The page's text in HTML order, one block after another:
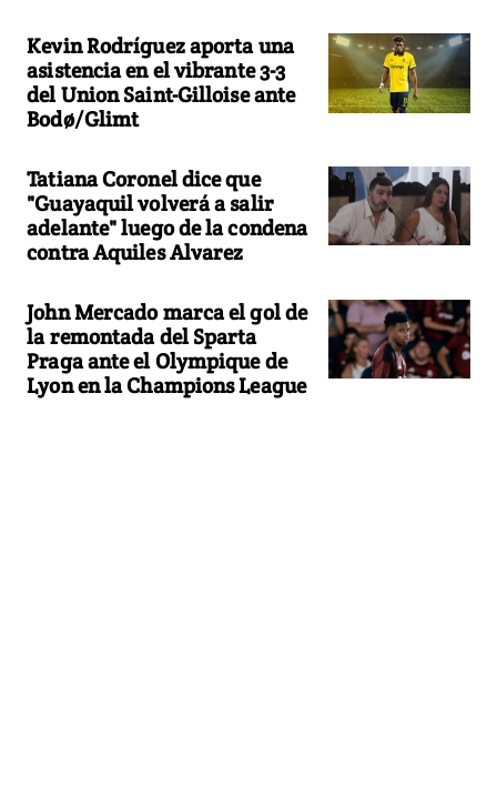
Kevin Rodríguez aporta una
asistencia en el vibrante 3-3
del Union Saint-Gilloise ante
Bodø/Glimt
Tatiana Coronel dice que
"Guayaquil volverá a salir
adelante" luego de la condena
contra Aquiles Alvarez
John Mercado marca el gol de
la remontada del Sparta
Praga ante el Olympique de
Lyon en la Champions League